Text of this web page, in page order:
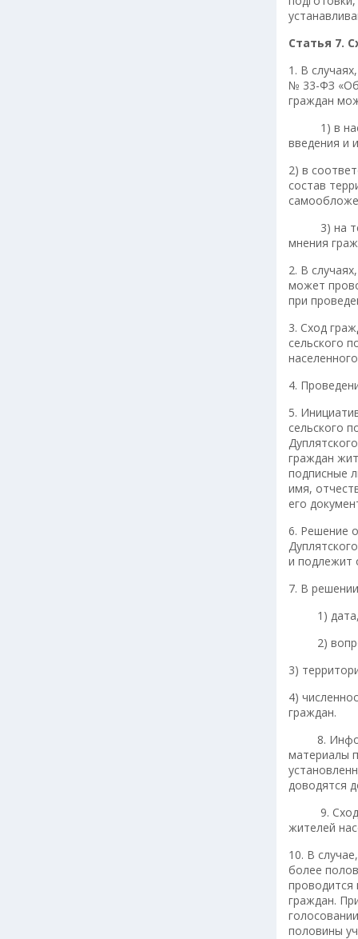
Статья 7.
1. В
№ 33-ФЗ «Об
граждан
1) в
введения и
2) в
состав
3) на
мнения
2. В
может
при
3. Сход
сельского
4.
5.
сельского
граждан
подписные
имя,
его
6. Решение
и подлежит
7. В
1) дата,
2)
3)
4)
граждан.
8.
материалы
доводятся
9. Сход
жителей
10. В
более
проводится
граждан.
половины